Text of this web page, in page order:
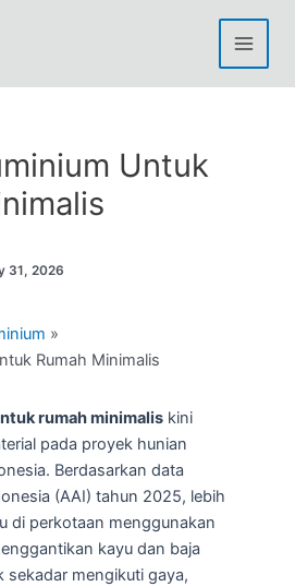
Untuk
31, 2026
Rumah Minimalis
rumah minimalis kini
pada proyek hunian
Berdasarkan data
(AAI) tahun 2025, lebih
di perkotaan menggunakan
kayu dan baja
sekadar mengikuti gaya,